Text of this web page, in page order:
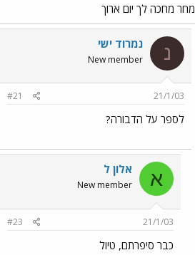
מחר מחכה לך יום ארוך
נ נמרוד ישי
New member
21/1/03
#21
לספר על הדבורה?
א אלון ל
New member
21/1/03
#23
כבר סיפרתם, טיול